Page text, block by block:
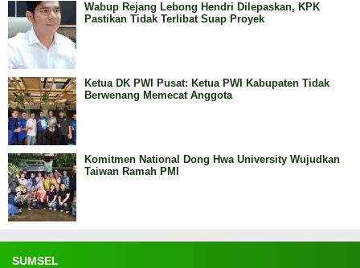
Wabup Rejang Lebong Hendri Dilepaskan, KPK
Pastikan Tidak Terlibat Suap Proyek
Ketua DK PWI Pusat: Ketua PWI Kabupaten Tidak
Berwenang Memecat Anggota
Komitmen National Dong Hwa University Wujudkan
Taiwan Ramah PMI
SUMSEL